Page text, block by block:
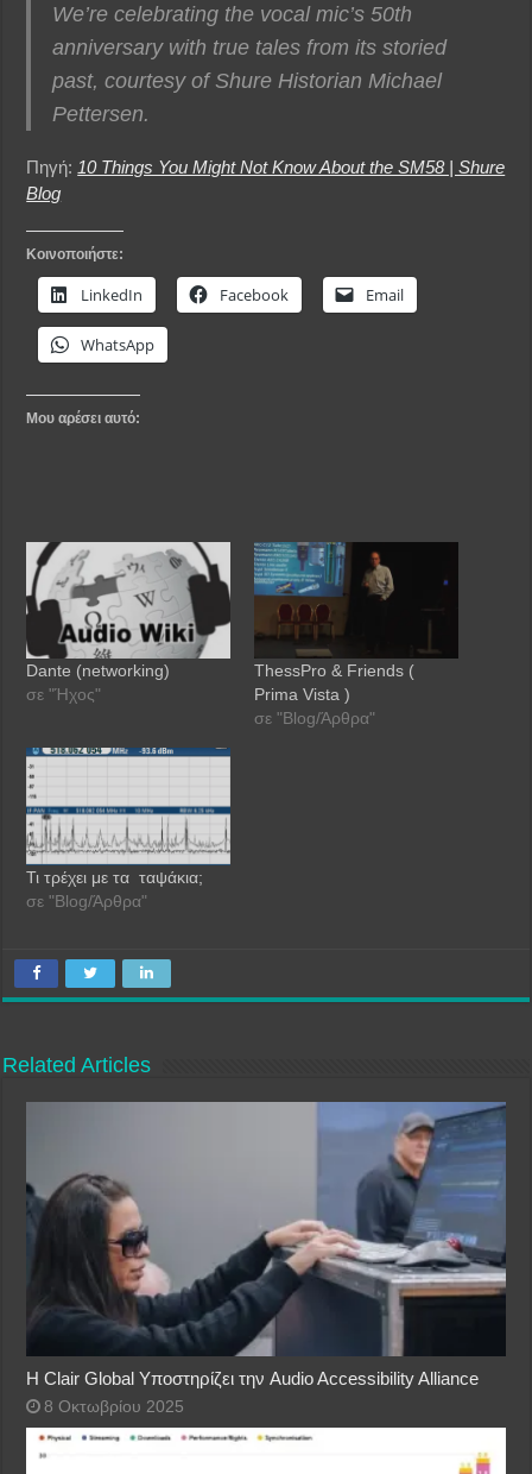
We’re celebrating the vocal mic’s 50th
anniversary with true tales from its storied
past, courtesy of Shure Historian Michael
Pettersen.
Πηγή: 10 Things You Might Not Know About the SM58 | Shure
Blog
Κοινοποιήστε:
LinkedIn Facebook Email
WhatsApp
Μου αρέσει αυτό:
Dante (networking)
σε "Ήχος"
ThessPro & Friends (
Prima Vista )
σε "Blog/Άρθρα"
Τι τρέχει με τα ταψάκια;
σε "Blog/Άρθρα"
Related Articles
Η Clair Global Υποστηρίζει την Audio Accessibility Alliance
8 Οκτωβρίου 2025